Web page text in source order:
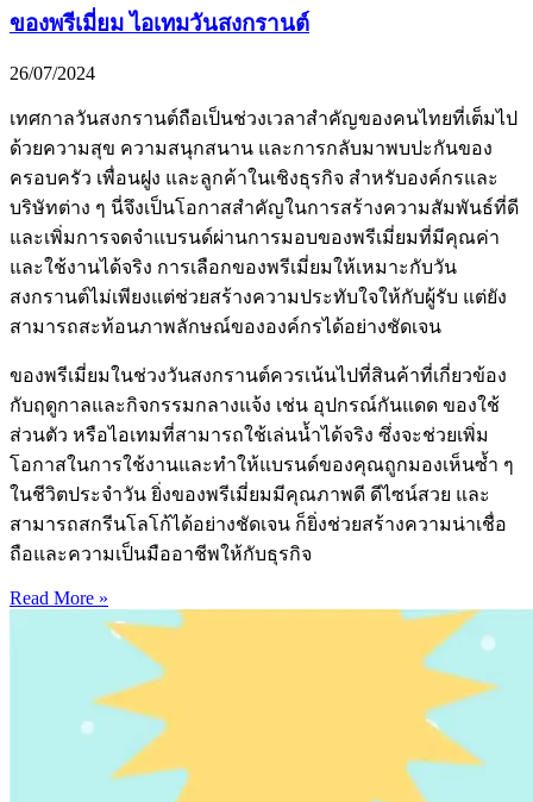
ของพรีเมี่ยม ไอเทมวันสงกรานต์
26/07/2024
เทศกาลวันสงกรานต์ถือเป็นช่วงเวลาสำคัญของคนไทยที่เต็มไป
ด้วยความสุข ความสนุกสนาน และการกลับมาพบปะกันของ
ครอบครัว เพื่อนฝูง และลูกค้าในเชิงธุรกิจ สำหรับองค์กรและ
บริษัทต่าง ๆ นี่จึงเป็นโอกาสสำคัญในการสร้างความสัมพันธ์ที่ดี
และเพิ่มการจดจำแบรนด์ผ่านการมอบของพรีเมี่ยมที่มีคุณค่า
และใช้งานได้จริง การเลือกของพรีเมี่ยมให้เหมาะกับวัน
สงกรานต์ไม่เพียงแต่ช่วยสร้างความประทับใจให้กับผู้รับ แต่ยัง
สามารถสะท้อนภาพลักษณ์ขององค์กรได้อย่างชัดเจน
ของพรีเมี่ยมในช่วงวันสงกรานต์ควรเน้นไปที่สินค้าที่เกี่ยวข้อง
กับฤดูกาลและกิจกรรมกลางแจ้ง เช่น อุปกรณ์กันแดด ของใช้
ส่วนตัว หรือไอเทมที่สามารถใช้เล่นน้ำได้จริง ซึ่งจะช่วยเพิ่ม
โอกาสในการใช้งานและทำให้แบรนด์ของคุณถูกมองเห็นซ้ำ ๆ
ในชีวิตประจำวัน ยิ่งของพรีเมี่ยมมีคุณภาพดี ดีไซน์สวย และ
สามารถสกรีนโลโก้ได้อย่างชัดเจน ก็ยิ่งช่วยสร้างความน่าเชื่อ
ถือและความเป็นมืออาชีพให้กับธุรกิจ
Read More »